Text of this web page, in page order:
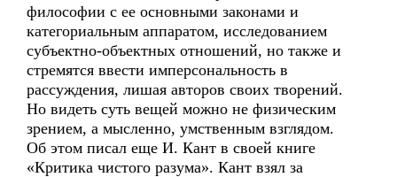
философии с ее основными законами и
категориальным аппаратом, исследованием
субъектно-объектных отношений, но также и
стремятся ввести имперсональность в
рассуждения, лишая авторов своих творений.
Но видеть суть вещей можно не физическим
зрением, а мысленно, умственным взглядом.
Об этом писал еще И. Кант в своей книге
«Критика чистого разума». Кант взял за